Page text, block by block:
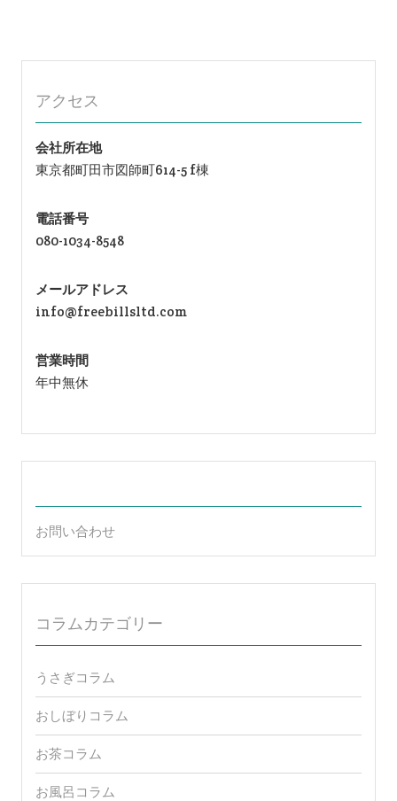
アクセス
会社所在地
東京都町田市図師町614-5 f棟
電話番号
080-1034-8548
メールアドレス
info@freebillsltd.com
営業時間
年中無休
お問い合わせ
コラムカテゴリー
うさぎコラム
おしぼりコラム
お茶コラム
お風呂コラム